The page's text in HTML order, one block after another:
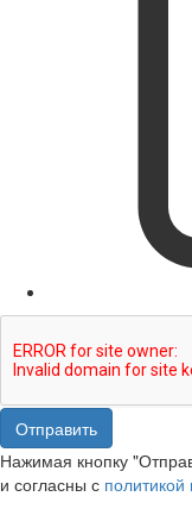
Отправить
Нажимая кнопку
и согласны с